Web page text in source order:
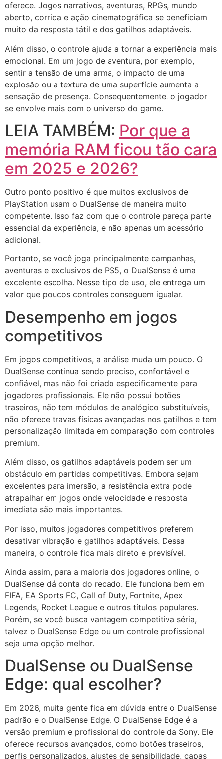
oferece. Jogos narrativos, aventuras, RPGs, mundo
aberto, corrida e ação cinematográfica se beneficiam
muito da resposta tátil e dos gatilhos adaptáveis.
Além disso, o controle ajuda a tornar a experiência mais
emocional. Em um jogo de aventura, por exemplo,
sentir a tensão de uma arma, o impacto de uma
explosão ou a textura de uma superfície aumenta a
sensação de presença. Consequentemente, o jogador
se envolve mais com o universo do game.
LEIA TAMBÉM: Por que a
memória RAM ficou tão cara
em 2025 e 2026?
Outro ponto positivo é que muitos exclusivos de
PlayStation usam o DualSense de maneira muito
competente. Isso faz com que o controle pareça parte
essencial da experiência, e não apenas um acessório
adicional.
Portanto, se você joga principalmente campanhas,
aventuras e exclusivos de PS5, o DualSense é uma
excelente escolha. Nesse tipo de uso, ele entrega um
valor que poucos controles conseguem igualar.
Desempenho em jogos
competitivos
Em jogos competitivos, a análise muda um pouco. O
DualSense continua sendo preciso, confortável e
confiável, mas não foi criado especificamente para
jogadores profissionais. Ele não possui botões
traseiros, não tem módulos de analógico substituíveis,
não oferece travas físicas avançadas nos gatilhos e tem
personalização limitada em comparação com controles
premium.
Além disso, os gatilhos adaptáveis podem ser um
obstáculo em partidas competitivas. Embora sejam
excelentes para imersão, a resistência extra pode
atrapalhar em jogos onde velocidade e resposta
imediata são mais importantes.
Por isso, muitos jogadores competitivos preferem
desativar vibração e gatilhos adaptáveis. Dessa
maneira, o controle fica mais direto e previsível.
Ainda assim, para a maioria dos jogadores online, o
DualSense dá conta do recado. Ele funciona bem em
FIFA, EA Sports FC, Call of Duty, Fortnite, Apex
Legends, Rocket League e outros títulos populares.
Porém, se você busca vantagem competitiva séria,
talvez o DualSense Edge ou um controle profissional
seja uma opção melhor.
DualSense ou DualSense
Edge: qual escolher?
Em 2026, muita gente fica em dúvida entre o DualSense
padrão e o DualSense Edge. O DualSense Edge é a
versão premium e profissional do controle da Sony. Ele
oferece recursos avançados, como botões traseiros,
perfis personalizados, ajustes de sensibilidade, capas